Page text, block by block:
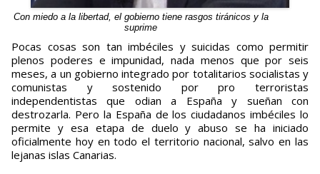
Con miedo a la libertad, el gobierno tiene rasgos tiránicos y la
suprime
Pocas cosas son tan imbéciles y suicidas como permitir
plenos poderes e impunidad, nada menos que por seis
meses, a un gobierno integrado por totalitarios socialistas y
comunistas y sostenido por pro terroristas
independentistas que odian a España y sueñan con
destrozarla. Pero la España de los ciudadanos imbéciles lo
permite y esa etapa de duelo y abuso se ha iniciado
oficialmente hoy en todo el territorio nacional, salvo en las
lejanas islas Canarias.